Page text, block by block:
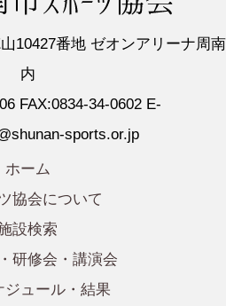
10427番地 ゼオンアリーナ周南
内
FAX:0834-34-0602 E-
sports.or.jp
ホーム
協会について
設検索
研修会・講演会
ジュール・結果